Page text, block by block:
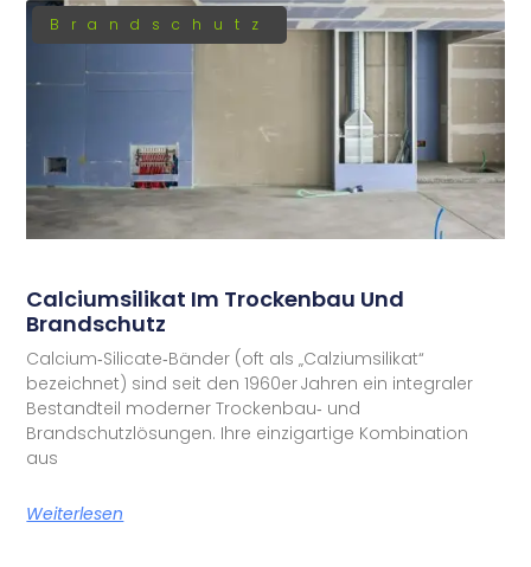
Brandschutz
Calciumsilikat Im Trockenbau Und
Brandschutz
Calcium‑Silicate‑Bänder (oft als „Calziumsilikat“
bezeichnet) sind seit den 1960er Jahren ein integraler
Bestandteil moderner Trockenbau‑ und
Brandschutzlösungen. Ihre einzigartige Kombination
aus
Weiterlesen